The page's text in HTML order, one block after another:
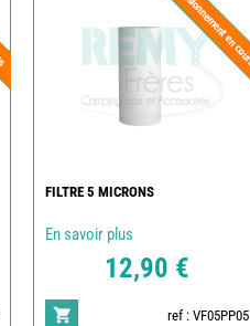
FILTRE 5 MICRONS
En savoir plus
12,90 €
ref : VF05PP05